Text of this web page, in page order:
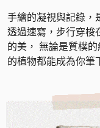
手繪的凝視與記錄，
透過速寫，步行穿梭
的美， 無論是質樸
的植物都能成為你筆